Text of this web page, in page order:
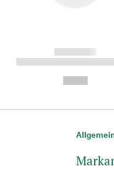
------------
----------- -----------